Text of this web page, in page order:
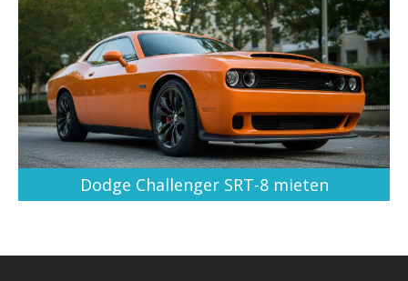
Dodge Challenger SRT-8 mieten